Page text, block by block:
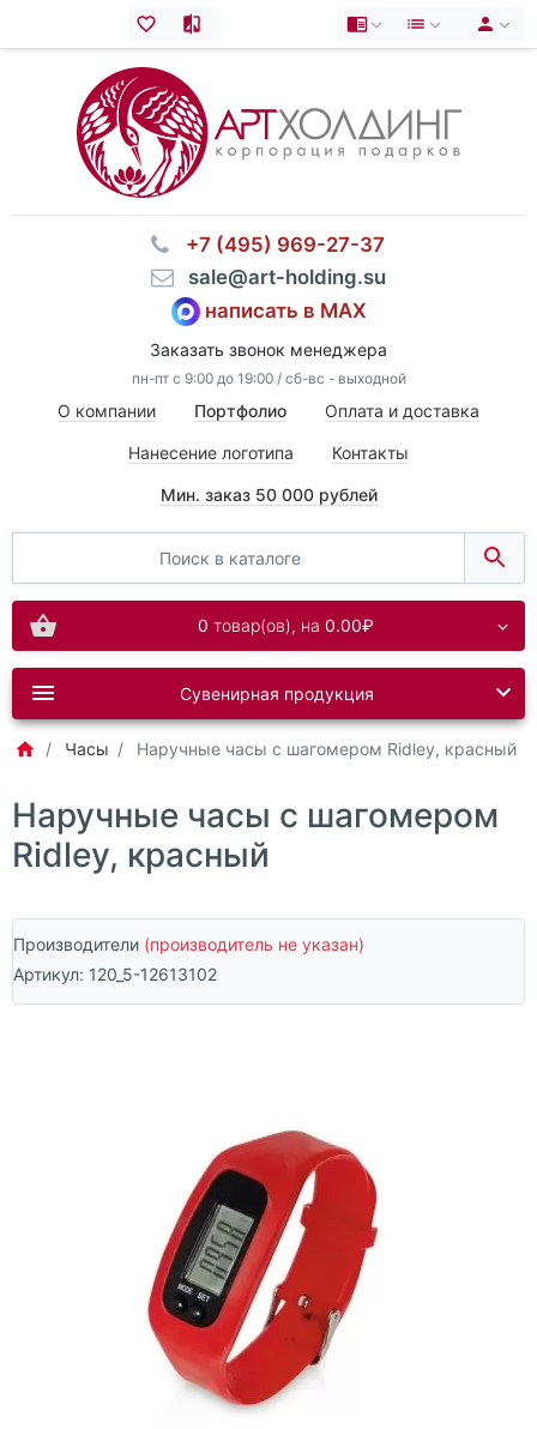
⠀+7 (495) 969-27-37
⠀sale@art-holding.su
написать в MAX
Заказать звонок менеджера
пн-пт с 9:00 до 19:00 / сб-вс - выходной
О компании Портфолио Оплата и доставка
Нанесение логотипа Контакты
Мин. заказ 50 000 рублей
0 товар(ов), на 0.00₽
Сувенирная продукция
Часы Наручные часы с шагомером Ridley, красный
Наручные часы с шагомером
Ridley, красный
Производители (производитель не указан)
Артикул: 120_5-12613102